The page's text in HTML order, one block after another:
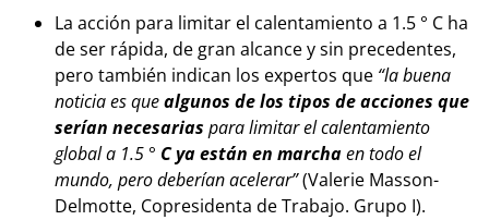
La acción para limitar el calentamiento a 1.5 ° C ha
de ser rápida, de gran alcance y sin precedentes,
pero también indican los expertos que “la buena
noticia es quealgunos de los tipos de acciones que
serían necesarias para limitar el calentamiento
global a 1.5 ° C ya están en marchaen todo el
mundo, pero deberían acelerar”(Valerie Masson-
Delmotte, Copresidenta de Trabajo. Grupo I).